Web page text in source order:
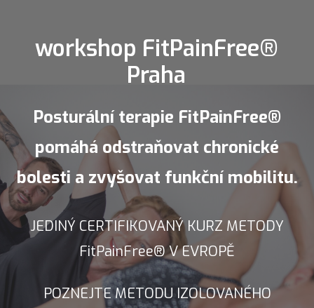
workshop FitPainFree®
Praha
Posturální terapie FitPainFree®
pomáhá odstraňovat chronické
bolesti a zvyšovat funkční mobilitu.
JEDINÝ CERTIFIKOVANÝ KURZ METODY
FitPainFree® V EVROPĚ
POZNEJTE METODU IZOLOVANÉHO